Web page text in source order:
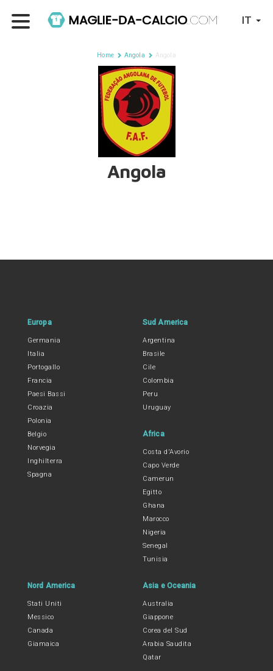
IT
Home Angola Angola
Angola
Europa
Germania
Italia
Portogallo
Francia
Paesi Bassi
Croazia
Polonia
Belgio
Norvegia
Inghilterra
Spagna
Sud America
Argentina
Brasile
Cile
Colombia
Peru
Uruguay
Africa
Costa d'Avorio
Capo Verde
Camerun
Egitto
Ghana
Marocco
Nigeria
Senegal
Tunisia
Nord America
Stati Uniti
Messico
Canada
Giamaica
Asia e Oceania
Australia
Giappone
Corea del Sud
Arabia Saudita
Qatar